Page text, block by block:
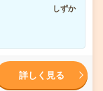
しずか
詳しく見る